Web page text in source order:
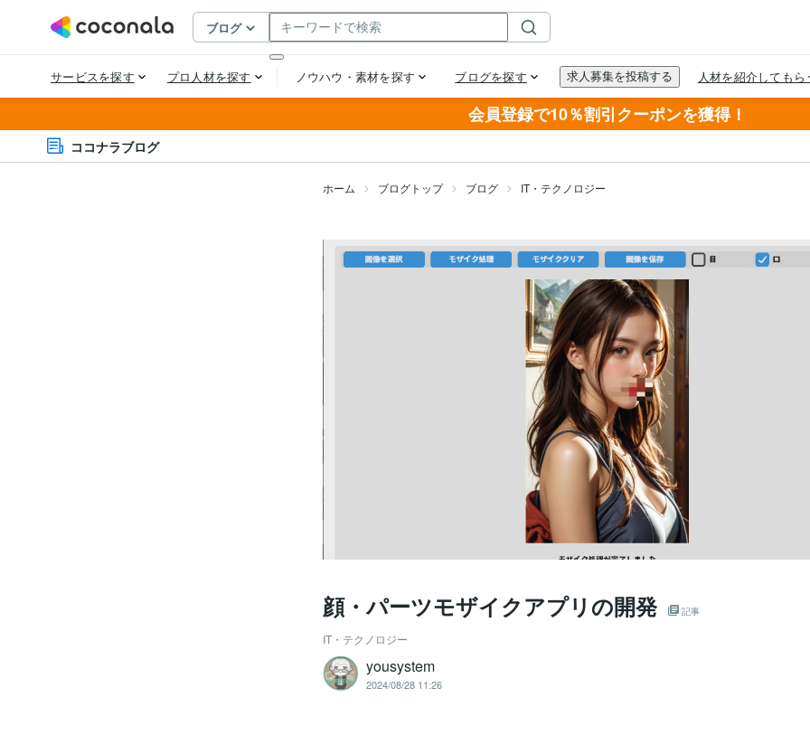
会員登録で10％割引クーポンを獲得！
ココナラブログ
ホーム ブログトップ ブログ IT・テクノロジー
顔・パーツモザイクアプリの開発 記事
IT・テクノロジー
yousystem
2024/08/28 11:26